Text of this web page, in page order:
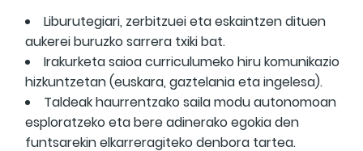
Liburutegiari, zerbitzuei eta eskaintzen dituen
aukerei buruzko sarrera txiki bat.
Irakurketa saioa curriculumeko hiru komunikazio
hizkuntzetan (euskara, gaztelania eta ingelesa).
Taldeak haurrentzako saila modu autonomoan
esploratzeko eta bere adinerako egokia den
funtsarekin elkarreragiteko denbora tartea.